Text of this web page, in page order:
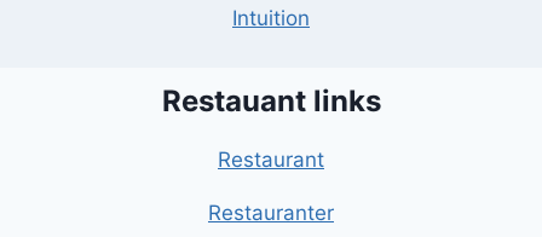
Intuition
Restauant links
Restaurant
Restauranter